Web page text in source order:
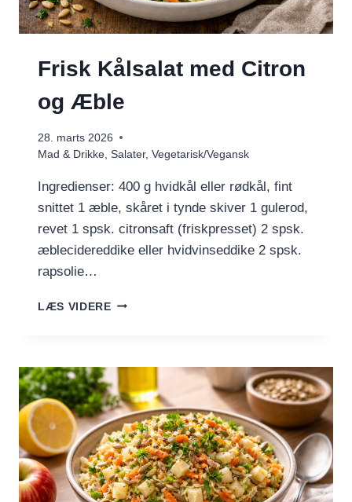
Frisk Kålsalat med Citron
og Æble
28. marts 2026
Mad & Drikke Salater, Vegetarisk/Vegansk
Ingredienser: 400 g hvidkål eller rødkål, fint
snittet 1 æble, skåret i tynde skiver 1 gulerod,
revet 1 spsk. citronsaft (friskpresset) 2 spsk.
æblecidereddike eller hvidvinseddike 2 spsk.
rapsolie…
LÆS VIDEREFRISK
OG
ÆBLE